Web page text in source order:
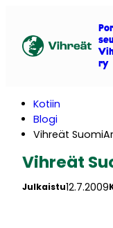
ry
Kotiin
Blogi
Vihreät
Vihreät
Julkaistu12.7.2009